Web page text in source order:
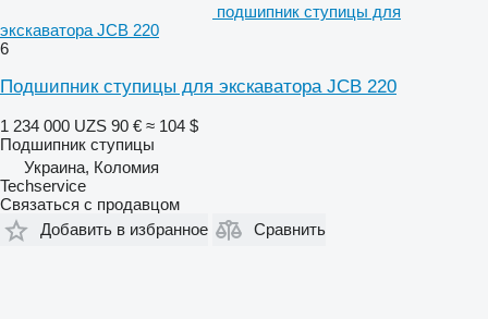
подшипник ступицы для
экскаватора JCB 220
6
Подшипник ступицы для экскаватора JCB 220
1 234 000 UZS 90 € ≈ 104 $
Подшипник ступицы
Украина, Коломия
Techservice
Связаться с продавцом
Добавить в избранное
Сравнить